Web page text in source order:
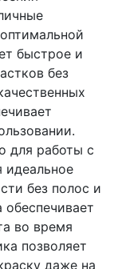
быстрое и
без
для работы с
идеальное
без полос и
обеспечивает
во время
позволяет
даже на